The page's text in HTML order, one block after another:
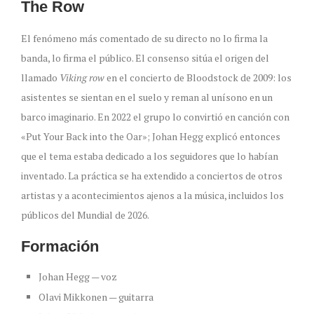
The Row
El fenómeno más comentado de su directo no lo firma la
banda, lo firma el público. El consenso sitúa el origen del
llamado Viking rowen el concierto de Bloodstock de 2009: los
asistentes se sientan en el suelo y reman al unísono en un
barco imaginario. En 2022 el grupo lo convirtió en canción con
«Put Your Back into the Oar»; Johan Hegg explicó entonces
que el tema estaba dedicado a los seguidores que lo habían
inventado. La práctica se ha extendido a conciertos de otros
artistas y a acontecimientos ajenos a la música, incluidos los
públicos del Mundial de 2026.
Formación
Johan Hegg — voz
Olavi Mikkonen — guitarra